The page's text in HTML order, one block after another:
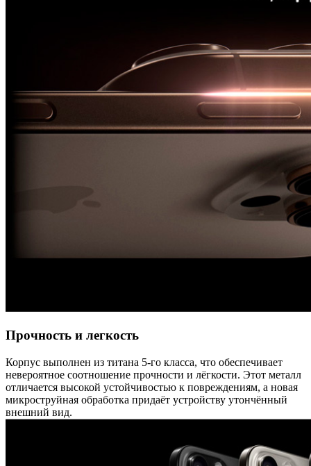
Прочность и легкость
Корпус выполнен из титана 5-го класса, что обеспечивает
невероятное соотношение прочности и лёгкости. Этот металл
отличается высокой устойчивостью к повреждениям, а новая
микроструйная обработка придаёт устройству утончённый
внешний вид.